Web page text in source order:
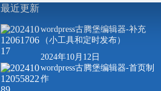
最近更新
wordpress古腾堡编辑器-补充
（小工具和定时发布）
2024年10月12日
wordpress古腾堡编辑器-首页制
作